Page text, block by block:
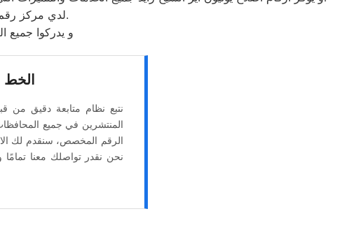
لدي مركز رقم اصلاح يونيون اير الشيخ زايد من هم علي درجة عاليه من المهارة.
و يدركوا جميع
الخط
نتبع نظام متابعة دقيق من
المنتشرين في جميع
الرقم المخصص، سنقدم لك
نحن نقدر تواصلك معنا